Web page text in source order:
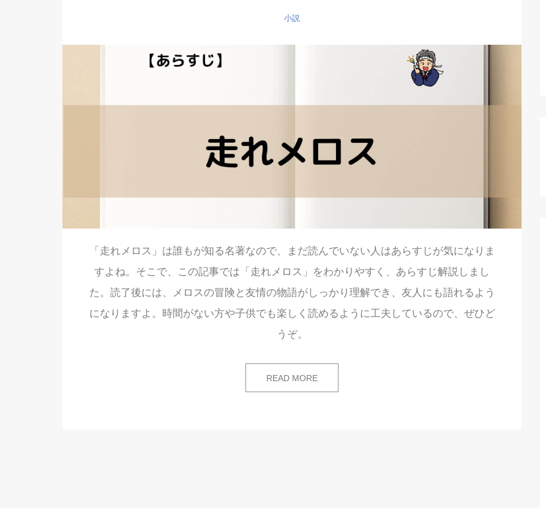
小説
「走れメロス」は誰もが知る名著なので、まだ読んでいない人はあらすじが気になりま
すよね。そこで、この記事では「走れメロス」をわかりやすく、あらすじ解説しまし
た。読了後には、メロスの冒険と友情の物語がしっかり理解でき、友人にも語れるよう
になりますよ。時間がない方や子供でも楽しく読めるように工夫しているので、ぜひど
うぞ。
READ MORE